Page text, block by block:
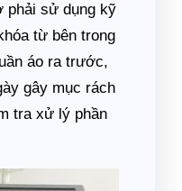
phải sử dụng kỹ
từ bên trong
áo ra trước,
gây mục rách
tra xử lý phần